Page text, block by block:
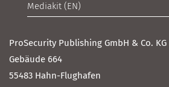
Mediakit (EN)
ProSecurity Publishing GmbH & Co. KG
Gebäude 664
55483 Hahn-Flughafen